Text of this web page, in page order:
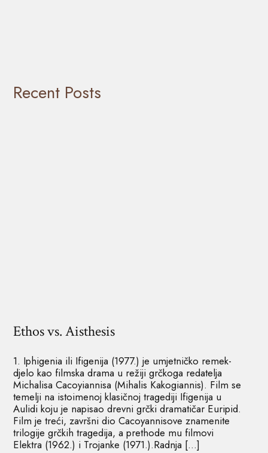
Recent Posts
Ethos vs. Aisthesis
1. Iphigenia ili Ifigenija (1977.) je umjetničko remek-
djelo kao filmska drama u režiji grčkoga redatelja
Michalisa Cacoyiannisa (Mihalis Kakogiannis). Film se
temelji na istoimenoj klasičnoj tragediji Ifigenija u
Aulidi koju je napisao drevni grčki dramatičar Euripid.
Film je treći, završni dio Cacoyannisove znamenite
trilogije grčkih tragedija, a prethode mu filmovi
Elektra (1962.) i Trojanke (1971.).Radnja […]